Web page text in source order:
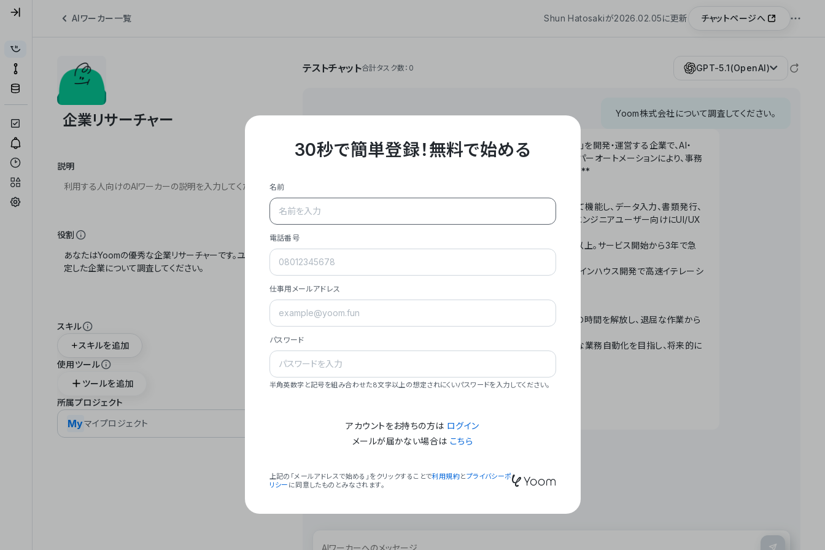
AIワーカー一覧 Shun Hatosakiが2026.02.05に更新 チャットページへ
説明
役割
スキル
スキルを追加
使用ツール
ツールを追加
所属プロジェクト
Myマイプロジェクト
テストチャット合計タスク数：0 GPT-5.1(OpenAI)
Yoom株式会社について調査してください。
**Yoom株式会社は、ビジネスオートメーションSaaS「Yoom」を開発・運営する企業で、AI・
API・RPA・OCRなどの技術をノーコードで組み合わせたハイパーオートメーションにより、事務
作業やデスクワークを自動化するサービスを提供しています。**
- **主力プロダクト「Yoom」**: SaaS連携データベースとして機能し、データ入力、書類発行、
メール対応、請求書処理、日報作成などの業務を自動化。非エンジニアユーザー向けにUI/UX
- **実績**: 国内利用社数20,000社超、直近成長率300%以上。サービス開始から3年で急
- **強み**: すべての自動化技術を1プラットフォームで完結。インハウス開発で高速イテレーシ
- **ミッション**: 「We Make Time」 – テクノロジーで人々の時間を解放し、退屈な作業から
- **ビジョン**: 「Global Business Automation」 – 世界的な業務自動化を目指し、将来的に
### 会社概要
30秒で簡単登録！無料で始める
名前
電話番号
仕事用メールアドレス
パスワード
半角英数字と記号を組み合わせた8文字以上の想定されにくいパスワードを入力してください。
アカウントをお持ちの方は ログイン
メールが届かない場合は こちら
上記の「メールアドレスで始める」をクリックすることで利用規約とプライバシーポ
リシー に同意したものとみなされます。